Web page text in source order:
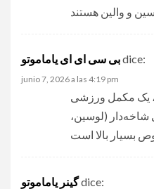
بی سی ای ای یاماموتوdice:
junio 7, 2026 a las 4:19 pm
، یک مکمل ورزشی
شاخه‌دار (لوسین،
گینر یاماموتوdice: